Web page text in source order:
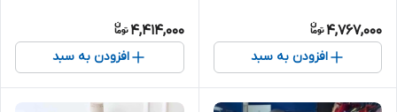
4,767,000
افزودن به سبد
4,414,000
افزودن به سبد